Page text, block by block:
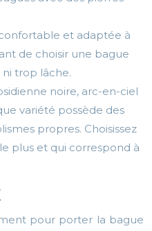
et adaptée à
de choisir une bague
trop lâche.
noire, arc-en-ciel
variété possède des
propres. Choisissez
plus et qui correspond à
pour porter la bague